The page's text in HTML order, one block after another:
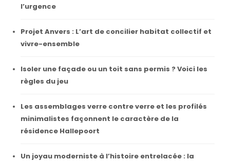
l’urgence
Projet Anvers : L’art de concilier habitat collectif et
vivre-ensemble
Isoler une façade ou un toit sans permis ? Voici les
règles du jeu
Les assemblages verre contre verre et les profilés
minimalistes façonnent le caractère de la
résidence Hallepoort
Un joyau moderniste à l’histoire entrelacée : la